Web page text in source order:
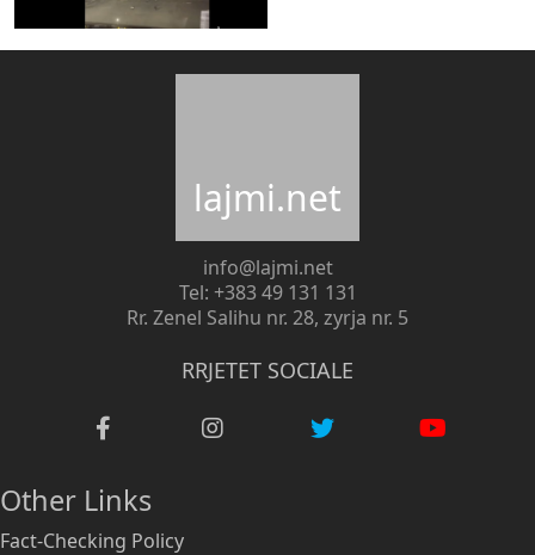
lajmi.net
info@lajmi.net
Tel: +383 49 131 131
Rr. Zenel Salihu nr. 28, zyrja nr. 5
RRJETET SOCIALE
Other Links
Fact-Checking Policy